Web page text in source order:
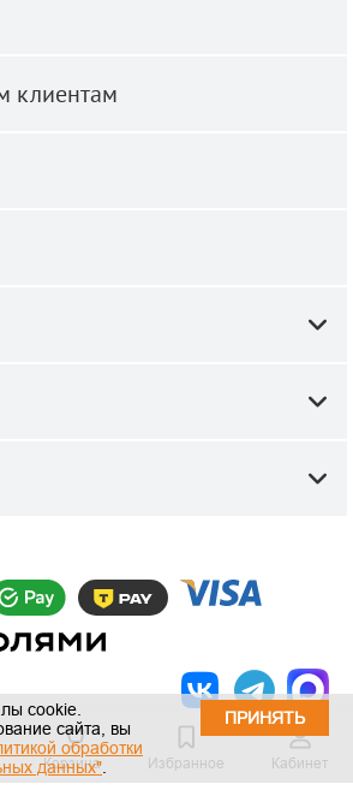
Корзина Избранное Кабинет
клиентам
Центр".Строительные и отделочные
cookie.
сайта, вы
обработки
данных"
ПРИНЯТЬ